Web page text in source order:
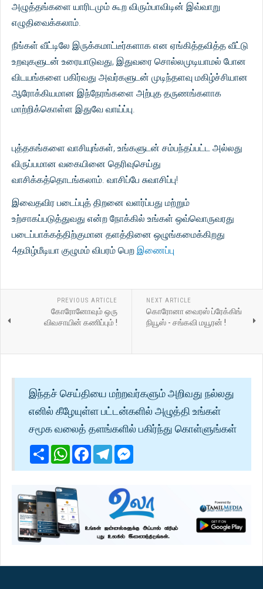
அழுத்தங்களை யாரிடமும் கூற விரும்பாவிடின் இவ்வாறு
எழுதிவைக்கலாம்.
நீங்கள் வீட்டிலே இருக்கமாட்டீர்களாக என ஏங்கித்தவித்த வீட்டு
உறவுகளுடன் உரையாடுவது, இதுவரை சொல்லமுடியாமல் போன
விடயங்களை பகிர்வது அவர்களுடன் முடிந்தளவு மகிழ்ச்சியான
ஆரோக்கியமான இந்நேரங்களை அற்புத தருணங்களாக
மாற்றிக்கொள்ள இதுவே வாய்ப்பு.
புத்தகங்களை வாசியுங்கள், உங்களுடன் சம்பந்தப்பட்ட அல்லது
விருப்பமான வகையினை தெரிவுசெய்து
வாசிக்கத்தொடங்கலாம். வாசிப்பே சுவாசிப்பு!
இவைதவிர படைப்புத் திறனை வளர்ப்பது மற்றும்
உற்சாகப்படுத்துவது என்ற நோக்கில் உங்கள் ஒவ்வொருவரது
படைப்பாக்கத்திற்குமான தளத்தினை ஒழுங்கமைக்கிறது
4தமிழ்மீடியா குழுமம் விபரம் பெற இணைப்பு
PREVIOUS ARTICLE
கோரோனோவும் ஒரு
விவசாயின் கணிப்பும் !
NEXT ARTICLE
கொரோனா வைரஸ் ப்ரேக்கிங்
நியூஸ் - சங்கவி மயூரன் !
இந்தச் செய்தியை மற்றவர்களும் அறிவது நல்லது
எனில் கீழேயுள்ள பட்டன்களில் அழுத்தி உங்கள்
சமூக வலைத் தளங்களில் பகிர்ந்து கொள்ளுங்கள்
ShareWhatsApp
Facebook
Telegram